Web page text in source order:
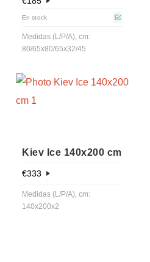
En stock
Medidas (L/P/A), cm:
80/65x80/65x32/45
Kiev Ice 140x200 cm
€333
Medidas (L/P/A), cm:
140x200x2